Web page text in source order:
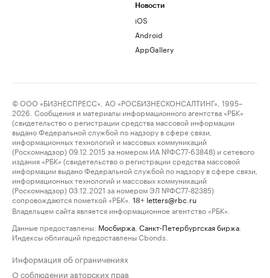
Новости
iOS
Android
AppGallery
© ООО «БИЗНЕСПРЕСС», АО «РОСБИЗНЕСКОНСАЛТИНГ», 1995–
2026. Сообщения и материалы информационного агентства «РБК»
(свидетельство о регистрации средства массовой информации
выдано Федеральной службой по надзору в сфере связи,
информационных технологий и массовых коммуникаций
(Роскомнадзор) 09.12.2015 за номером ИА №ФС77-63848) и сетевого
издания «РБК» (свидетельство о регистрации средства массовой
информации выдано Федеральной службой по надзору в сфере связи,
информационных технологий и массовых коммуникаций
(Роскомнадзор) 03.12.2021 за номером ЭЛ №ФС77-82385)
сопровождаются пометкой «РБК».
18+ letters@rbc.ru
Владельцем сайта является информационное агентство «РБК».
Данные предоставлены: Мосбиржа Санкт-Петербургская биржа
Индексы облигаций предоставлены Cbonds.
Информация об ограничениях
О соблюдении авторских прав